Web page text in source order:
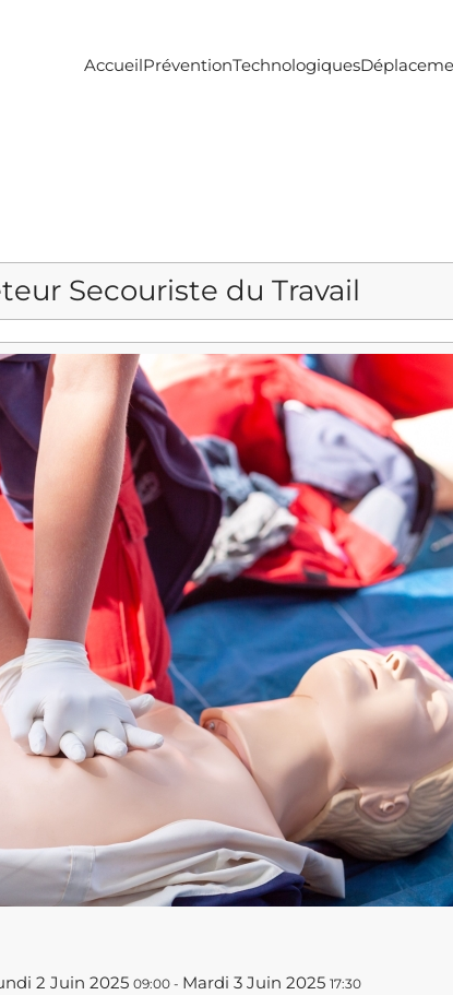
AccueilPréventionTechnologiques
Secouriste du Travail
2 Juin 2025 09:00 - Mardi 3 Juin 2025 17:30